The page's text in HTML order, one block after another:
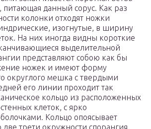
питающая данный сорус. Как раз
колонки отходят ножки
изогнутые, в ширину
На них иногда видны короткие
выделительной
представляют собою как бы
ножек и имеют форму
округлого мешка с твердыми
его линии проходит так
кольцо из расположенных
клеток, с ярко
Кольцо опоясывает
трети окружности спорангия,